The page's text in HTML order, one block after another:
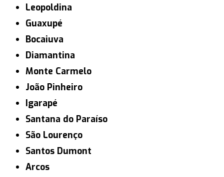
Leopoldina
Guaxupé
Bocaiuva
Diamantina
Monte Carmelo
João Pinheiro
Igarapé
Santana do Paraíso
São Lourenço
Santos Dumont
Arcos